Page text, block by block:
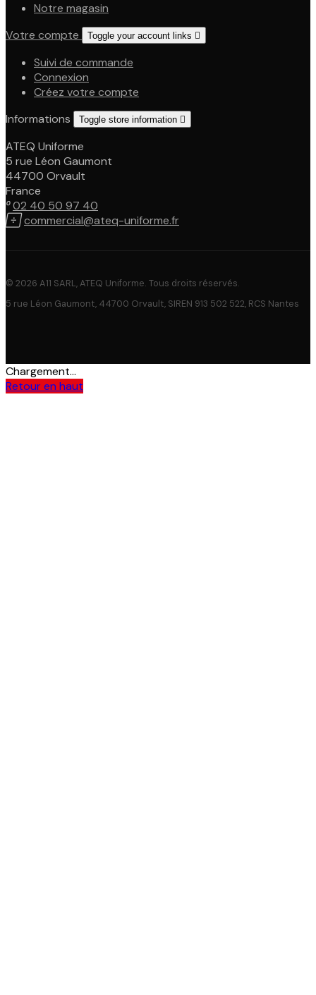
Notre magasin
Votre compte
Toggle your account links 
Suivi de commande
Connexion
Créez votre compte
Informations
Toggle store information 
ATEQ Uniforme
5 rue Léon Gaumont
44700 Orvault
France
02 40 50 97 40
commercial@ateq-uniforme.fr
© 2026 A11 SARL, ATEQ Uniforme. Tous droits réservés.
5 rue Léon Gaumont, 44700 Orvault, SIREN 913 502 522, RCS Nantes
Chargement...
Retour en haut